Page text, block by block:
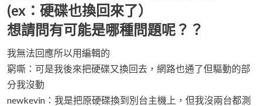
(ex：硬碟也換回來了）
想請問有可能是哪種問題呢？？
我無法回應所以用編輯的
窮嘶：可是我後來把硬碟又換回去，網路也通了但驅動的部
分我沒動
newkevin：我是把原硬碟換到別台主機上，但我沒兩台都測